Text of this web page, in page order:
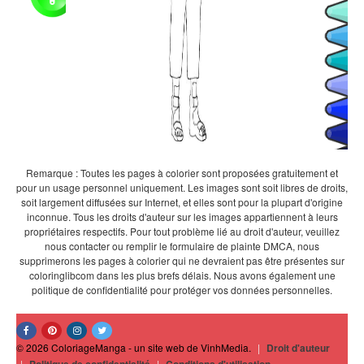
Remarque : Toutes les pages à colorier sont proposées gratuitement et
pour un usage personnel uniquement. Les images sont soit libres de droits,
soit largement diffusées sur Internet, et elles sont pour la plupart d'origine
inconnue. Tous les droits d'auteur sur les images appartiennent à leurs
propriétaires respectifs. Pour tout problème lié au droit d'auteur, veuillez
nous contacter ou remplir le formulaire de plainte DMCA, nous
supprimerons les pages à colorier qui ne devraient pas être présentes sur
coloringlibcom dans les plus brefs délais. Nous avons également une
politique de confidentialité pour protéger vos données personnelles.
© 2026 ColoriageManga - un site web de VinhMedia. | Droit d'auteur